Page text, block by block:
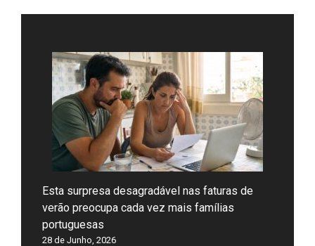
Esta surpresa desagradável nas faturas de
verão preocupa cada vez mais famílias
portuguesas
28 de Junho, 2026